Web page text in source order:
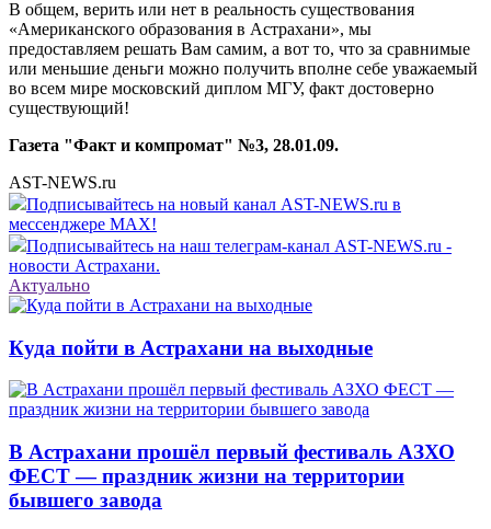
В общем, верить или нет в реальность существования
«Американского образования в Астрахани», мы
предоставляем решать Вам самим, а вот то, что за сравнимые
или меньшие деньги можно получить вполне себе уважаемый
во всем мире московский диплом МГУ, факт достоверно
существующий!
Газета "Факт и компромат" №3, 28.01.09.
AST-NEWS.ru
Подписывайтесь на новый канал AST-NEWS.ru в
мессенджере MAX!
Подписывайтесь на наш телеграм-канал AST-NEWS.ru -
новости Астрахани.
Актуально
Куда пойти в Астрахани на выходные
В Астрахани прошёл первый фестиваль АЗХО
ФЕСТ — праздник жизни на территории
бывшего завода